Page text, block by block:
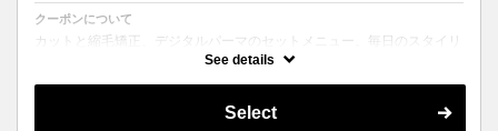
クーポンについて
カットと縮毛矯正、デジタルパーマのセットメニュー。毎日のスタイリ
ングを楽にしたい方にオススメ☆ シャンプー、ブロー込み。ロング料
See details
Select